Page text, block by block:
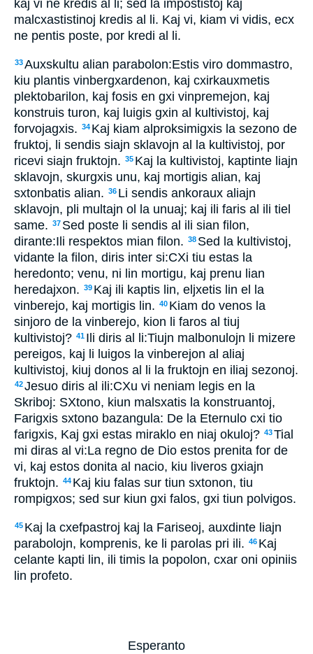
kaj vi ne kredis al li; sed la impostistoj kaj
malcxastistinoj kredis al li. Kaj vi, kiam vi vidis, ecx
ne pentis poste, por kredi al li.
33Auxskultu alian parabolon:Estis viro dommastro,
kiu plantis vinbergxardenon, kaj cxirkauxmetis
plektobarilon, kaj fosis en gxi vinpremejon, kaj
konstruis turon, kaj luigis gxin al kultivistoj, kaj
forvojagxis. 34 Kaj kiam alproksimigxis la sezono de
fruktoj, li sendis siajn sklavojn al la kultivistoj, por
ricevi siajn fruktojn. 35 Kaj la kultivistoj, kaptinte liajn
sklavojn, skurgxis unu, kaj mortigis alian, kaj
sxtonbatis alian. 36 Li sendis ankoraux aliajn
sklavojn, pli multajn ol la unuaj; kaj ili faris al ili tiel
same. 37 Sed poste li sendis al ili sian filon,
dirante:Ili respektos mian filon. 38 Sed la kultivistoj,
vidante la filon, diris inter si:CXi tiu estas la
heredonto; venu, ni lin mortigu, kaj prenu lian
heredajxon. 39 Kaj ili kaptis lin, eljxetis lin el la
vinberejo, kaj mortigis lin. 40 Kiam do venos la
sinjoro de la vinberejo, kion li faros al tiuj
kultivistoj? 41 Ili diris al li:Tiujn malbonulojn li mizere
pereigos, kaj li luigos la vinberejon al aliaj
kultivistoj, kiuj donos al li la fruktojn en iliaj sezonoj.
42Jesuo diris al ili:CXu vi neniam legis en la
Skriboj: SXtono, kiun malsxatis la konstruantoj,
Farigxis sxtono bazangula: De la Eternulo cxi tio
farigxis, Kaj gxi estas miraklo en niaj okuloj? 43Tial
mi diras al vi:La regno de Dio estos prenita for de
vi, kaj estos donita al nacio, kiu liveros gxiajn
fruktojn. 44 Kaj kiu falas sur tiun sxtonon, tiu
rompigxos; sed sur kiun gxi falos, gxi tiun polvigos.
45 Kaj la cxefpastroj kaj la Fariseoj, auxdinte liajn
parabolojn, komprenis, ke li parolas pri ili. 46 Kaj
celante kapti lin, ili timis la popolon, cxar oni opiniis
lin profeto.
Esperanto